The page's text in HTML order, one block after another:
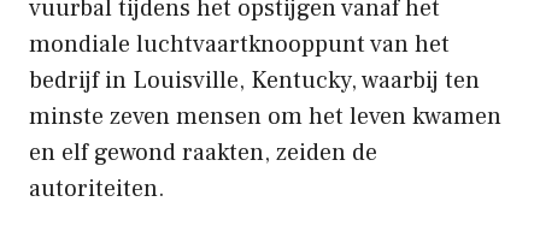
vuurbal tijdens het opstijgen vanaf het
mondiale luchtvaartknooppunt van het
bedrijf in Louisville, Kentucky, waarbij ten
minste zeven mensen om het leven kwamen
en elf gewond raakten, zeiden de
autoriteiten.